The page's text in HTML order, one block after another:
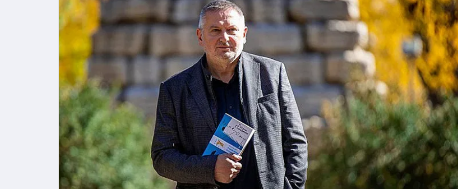
ДА!НА
ДА! НА
КУЛТУРА
ПРАВОСЪДИЕ
КРИМИ
ВЯРА
ОБЯВИ
ВОЙНАТА В
ВРЕМЕТО